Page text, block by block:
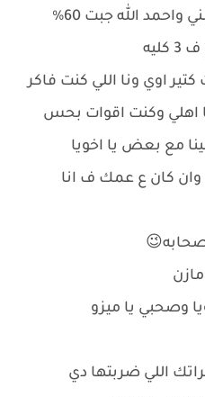
ساعه بس بعد ما كان بيسبني واحمد الله جبت 60%
اوي ونا اللي كنت فاكر
وكنت اقوات بحس
مع بعض يا اخويا
كان ع عمك ف انا
وصحبي يا ميزو
اللي ضربتها دي